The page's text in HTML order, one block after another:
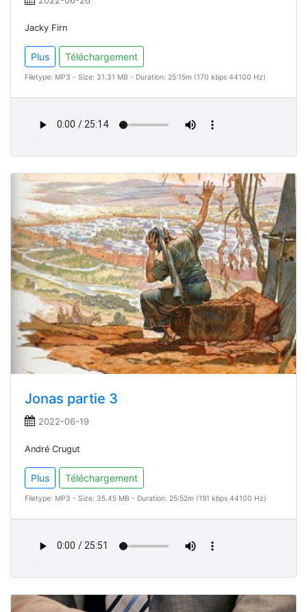
Jacky Firn
Plus Téléchargement
Filetype: MP3 - Size: 31.31 MB - Duration: 25:15m (170 kbps 44100 Hz)
Jonas partie 3
2022-06-19
André Crugut
Plus Téléchargement
Filetype: MP3 - Size: 35.45 MB - Duration: 25:52m (191 kbps 44100 Hz)